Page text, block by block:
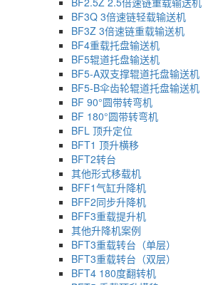
BF3Q 3倍速链轻载输送机
BF3Z 3倍速链重载输送机
BF4重载托盘输送机
BF5辊道托盘输送机
BF5-A双支撑辊道托盘输送机
BF5-B伞齿轮辊道托盘输送机
BF 90°圆带转弯机
BF 180°圆带转弯机
BFL 顶升定位
BFT1 顶升横移
BFT2转台
其他形式移载机
BFF1气缸升降机
BFF2同步升降机
BFF3重载提升机
其他升降机案例
BFT3重载转台（单层）
BFT3重载转台（双层）
BFT4 180度翻转机